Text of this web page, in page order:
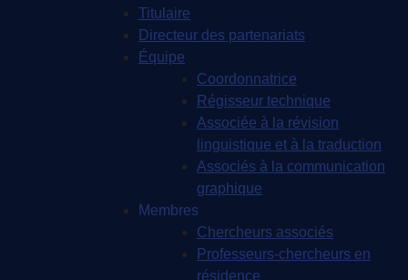
Titulaire
Directeur des partenariats
Équipe
Coordonnatrice
Régisseur technique
Associée à la révision
linguistique et à la traduction
Associés à la communication
graphique
Membres
Chercheurs associés
Professeurs-chercheurs en
résidence